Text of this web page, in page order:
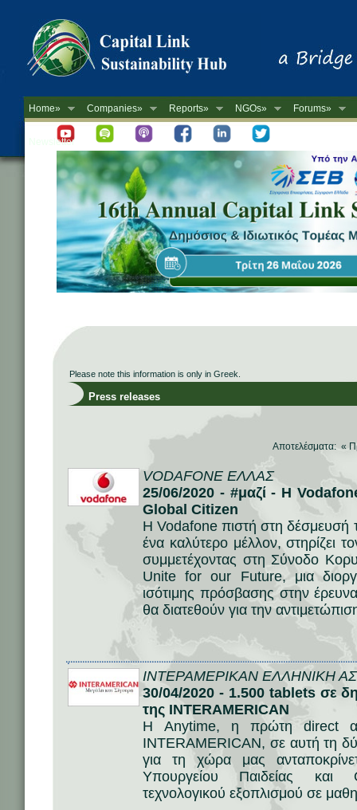
Home» Companies» Reports» NGOs» Forums»
Newsletter
Please note this information is only in Greek.
Press releases
Αποτελέσματα: «
VODAFONE ΕΛΛΑΣ
25/06/2020 - #μαζί - H
Global Citizen
H Vodafone πιστή στη δέσμευσή
ένα καλύτερο μέλλον, στηρίζει
συμμετέχοντας στη Σύνοδο
Unite for our Future, μια
ισότιμης πρόσβασης στην
θα διατεθούν για την
ΙΝΤΕΡΑΜΕΡΙΚΑΝ ΕΛΛΗΝΙΚΗ
30/04/2020 - 1.500 tablets σε
της INTERAMERICAN
Η Anytime, η πρώτη direct
INTERAMERICAN, σε αυτή τη
για τη χώρα μας
Υπουργείου Παιδείας και
τεχνολογικού εξοπλισμού σε